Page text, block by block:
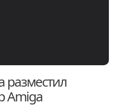
разместил
Amiga